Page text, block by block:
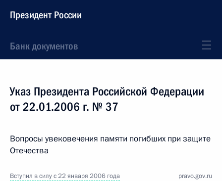
Президент России
Банк документов
Указ Президента Российской Федерации
от 22.01.2006 г. № 37
Вопросы увековечения памяти погибших при защите
Отечества
Вступил в силу с 22 января 2006 года pravo.gov.ru